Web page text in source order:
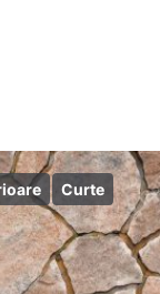
Curte